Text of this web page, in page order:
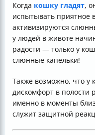
Когда кошку гладят,
испытывать приятное
активизируются
у людей в животе
радости — только у
слюнные капельки!
Также возможно, что у
дискомфорт в полости
именно в моменты
служит защитной